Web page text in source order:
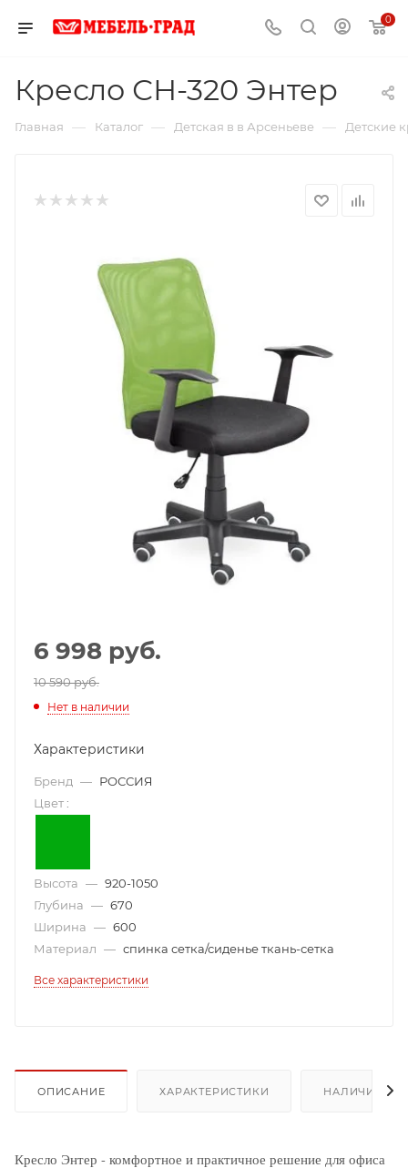
0
Кресло СН-320 Энтер
Главная — Каталог — Детская в в Арсеньеве — Детские
6 998 руб.
10 590 руб.
Нет в наличии
Характеристики
Бренд — РОССИЯ
Цвет :
Высота — 920-1050
Глубина — 670
Ширина — 600
Материал — спинка сетка/сиденье ткань-сетка
Все характеристики
ОПИСАНИЕ ХАРАКТЕРИСТИКИ НАЛИЧИЕ
Кресло Энтер - комфортное и практичное решение для офиса